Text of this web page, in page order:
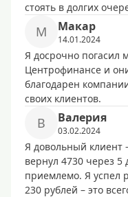
стоять в долгих
М Макар
14.01.2024
Я досрочно погасил
Центрофинансе и
благодарен
своих клиентов.
В Валерия
03.02.2024
Я довольный клиент
вернул 4730 через
приемлемо. Я успел
230 рублей – это